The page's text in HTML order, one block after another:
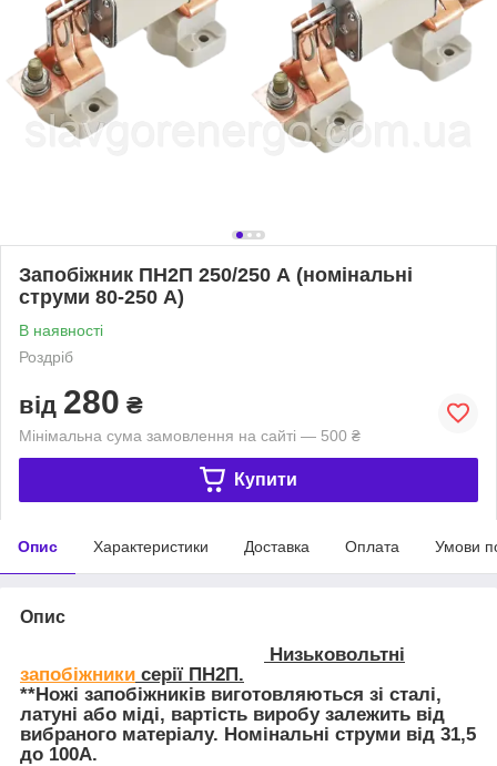
Запобіжник ПН2П 250/250 А (номінальні
струми 80-250 А)
В наявності
Роздріб
від 280 ₴
Мінімальна сума замовлення на сайті — 500 ₴
Купити
Опис Характеристики Доставка Оплата Умови
Опис
Низьковольтні
запобіжники серії ПН2П.
**Ножі запобіжників виготовляються зі сталі,
латуні або міді, вартість виробу залежить від
вибраного матеріалу. Номінальні струми від 31,5
до 100А.